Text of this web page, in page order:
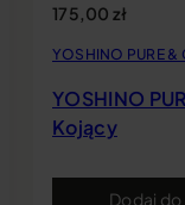
175,00 zł
YOSHINO PURE &
YOSHINO
Kojący
Dodaj